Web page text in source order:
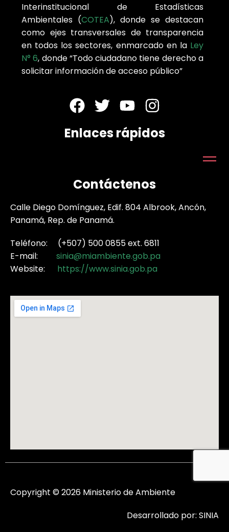
Interinstitucional de Estadísticas
Ambientales (COTEA), donde se destacan
como ejes transversales de transparencia
en todos los sectores, enmarcado en la Ley
N° 6, donde “Todo ciudadano tiene derecho a
solicitar información de acceso público”
Enlaces rápidos
Contáctenos
Calle Diego Domínguez, Edif. 804 Albrook, Ancón,
Panamá, Rep. de Panamá.
Teléfono: (+507) 500 0855 ext. 6811
E-mail: sinia@miambiente.gob.pa
Website: https://www.sinia.gob.pa
Copyright © 2026 Ministerio de Ambiente
Desarrollado por: SINIA